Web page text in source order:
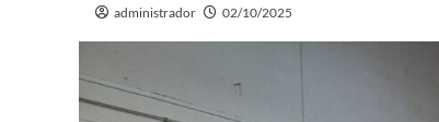
administrador 02/10/2025